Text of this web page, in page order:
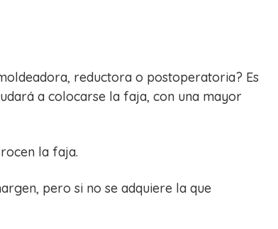
reductora o postoperatoria? Es
a colocarse la faja, con una mayor
la faja.
pero si no se adquiere la que